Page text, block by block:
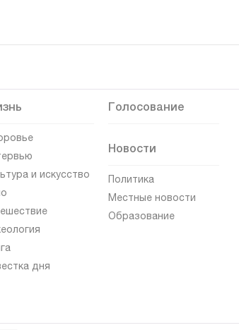
и искусство
дня
Голосование
Новости
Политика
Местные новости
Образование